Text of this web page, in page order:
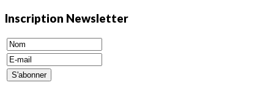
Inscription Newsletter